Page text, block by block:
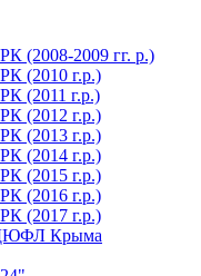
(2008-2009 гг. р.)
(2010 г.р.)
(2011 г.р.)
(2012 г.р.)
(2013 г.р.)
(2014 г.р.)
(2015 г.р.)
(2016 г.р.)
(2017 г.р.)
ДЮФЛ Крыма